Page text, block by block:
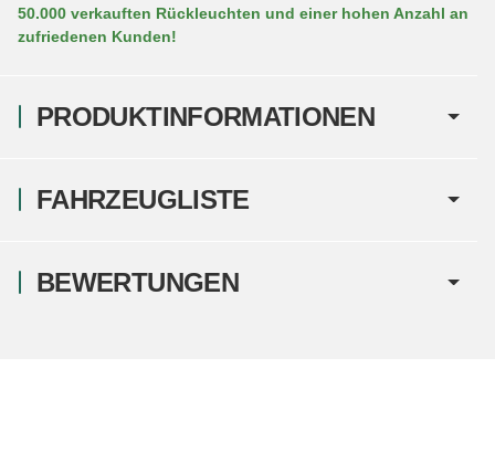
PRODUKTINFORMATIONEN
50.000 verkauften Rückleuchten und einer hohen Anzahl an
zufriedenen Kunden!
FAHRZEUGLISTE
BEWERTUNGEN